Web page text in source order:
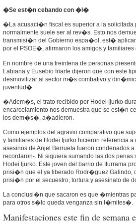
�Se est�n cebando con �l�
�La acusaci�n fiscal es superior a la solicitada
normalmente suele ser al rev�s. Esto nos
transmisi�n del Gobierno espa�ol, est�
por el PSOE�, afirmaron los amigos y familiares
En nombre de una treintena de personas
Labiana y Eusebio Iriarte dijeron que con este
desmovilizar al sector m�s combativo y
juventud�.
�Adem�s, el trato recibido por Hodei Ijurko
encarcelamiento nos demuestra que se est�n
los dem�s�, a�adieron.
Como ejemplos del agravio comparativo que
y familiares de Hodei Ijurko hicieron referencia
asesinos de Anjel Berrueta fueron condenados
recordaron-. Ni siquiera sumando las dos
Hodei Ijurko. Este joven del barrio de Iturrama
prisi�n que el ya liberado Rodr�guez Galindo,
prisi�n por el secuestro, tortura y asesinato de
La conclusi�n que sacaron es que �mientras
para otros s�lo queda venganza sin l�mites�.
Manifestaciones este fin de